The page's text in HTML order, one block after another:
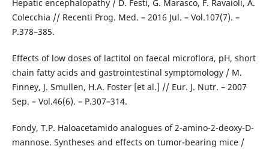
Hepatic encephalopathy / D. Festi, G. Marasco, F. Ravaioli, A.
Colecchia // Recenti Prog. Med. – 2016 Jul. – Vol.107(7). –
Р.378–385.
Effects of low doses of lactitol on faecal microflora, pH, short
chain fatty acids and gastrointestinal symptomology / M.
Finney, J. Smullen, H.A. Foster [et al.] // Eur. J. Nutr. – 2007
Sep. – Vol.46(6). – Р.307–314.
Fondy, T.P. Haloacetamido analogues of 2-amino-2-deoxy-D-
mannose. Syntheses and effects on tumor-bearing mice /